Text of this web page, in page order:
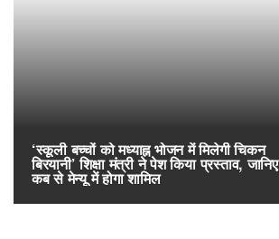
‘स्कूली बच्चों को मध्याह्न भोजन में मिलेगी चिकन
बिरयानी’ शिक्षा मंत्री ने पेश किया प्रस्ताव, जानिए
कब से मेन्यू में होगा शामिल